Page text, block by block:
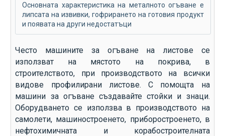
Основната характеристика на металното огъване е
липсата на извивки, гофрирането на готовия продукт
и появата на други недостатъци
Често машините за огъване на листове се
използват на мястото на покрива, в
строителството, при производството на всички
видове профилирани листове. С помощта на
машини за огъване създавайте стойки и знаци.
Оборудването се използва в производството на
самолети, машиностроенето, приборостроенето, в
нефтохимичната и корабостроителната